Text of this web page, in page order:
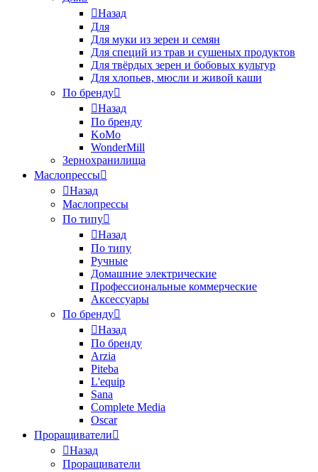
Назад
Для
Для муки из зерен и семян
Для специй из трав и сушеных продуктов
Для твёрдых зерен и бобовых культур
Для хлопьев, мюсли и живой каши
По бренду
Назад
По бренду
KoMo
WonderMill
Зернохранилища
Маслопрессы
Назад
Маслопрессы
По типу
Назад
По типу
Ручные
Домашние электрические
Профессиональные коммерческие
Аксессуары
По бренду
Назад
По бренду
Arzia
Piteba
L'equip
Sana
Complete Media
Oscar
Проращиватели
Назад
Проращиватели